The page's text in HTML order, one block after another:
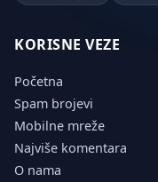
KORISNE VEZE
Početna
Spam brojevi
Mobilne mreže
Najviše komentara
O nama